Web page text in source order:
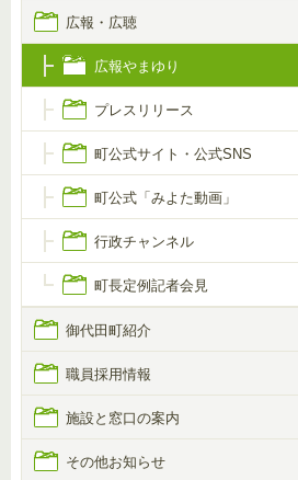
広報・広聴
広報やまゆり
プレスリリース
町公式サイト・公式SNS
町公式「みよた動画」
行政チャンネル
町長定例記者会見
御代田町紹介
職員採用情報
施設と窓口の案内
その他お知らせ